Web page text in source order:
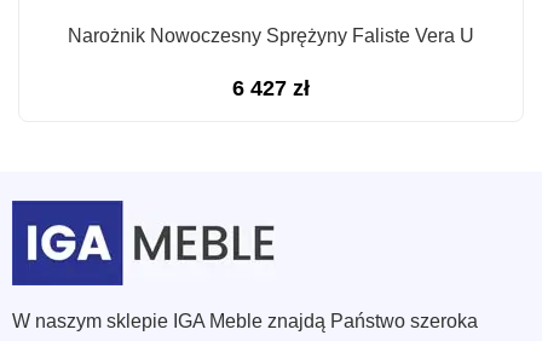
Narożnik Nowoczesny Sprężyny Faliste Vera U
6 427 zł
W naszym sklepie IGA Meble znajdą Państwo szeroka